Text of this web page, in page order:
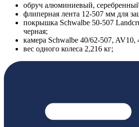
обруч алюминиевый,
флиперная лента 12-507 мм для
покрышка Schwalbe 50-507
черная;
камера Schwalbe 40/62-507, AV10,
вес одного колеса 2,216 кг;